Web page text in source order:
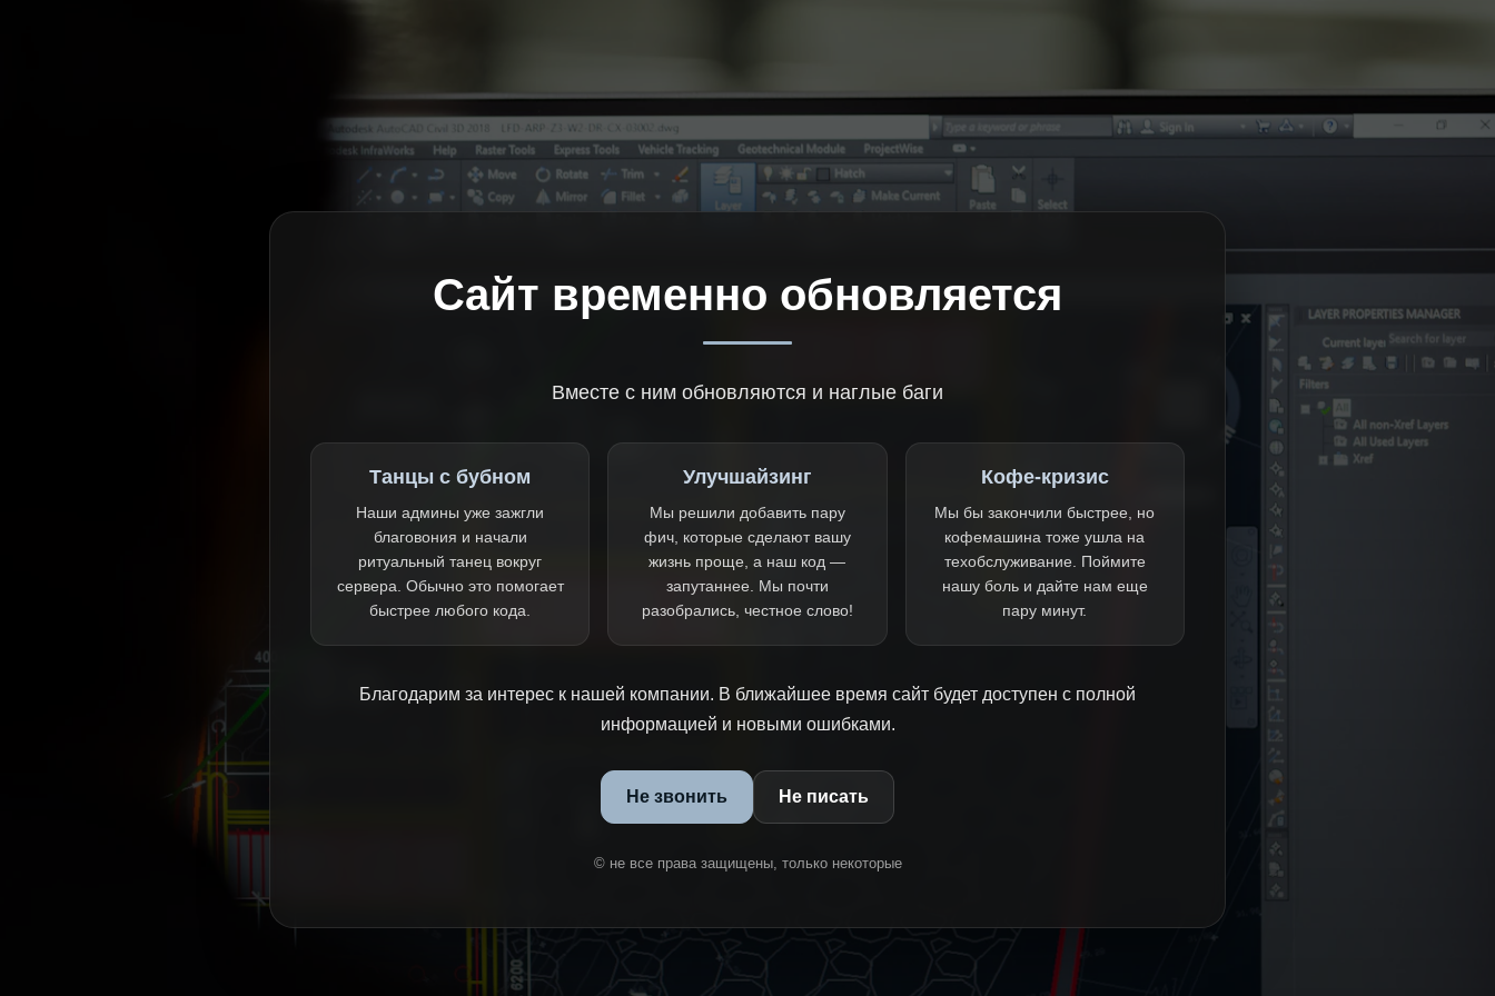
Сайт временно обновляется
Вместе с ним обновляются и наглые баги
Танцы с бубном
Наши админы уже зажгли
благовония и начали
ритуальный танец вокруг
сервера. Обычно это помогает
быстрее любого кода.
Улучшайзинг
Мы решили добавить пару
фич, которые сделают вашу
жизнь проще, а наш код —
запутаннее. Мы почти
разобрались, честное слово!
Кофе-кризис
Мы бы закончили быстрее, но
кофемашина тоже ушла на
техобслуживание. Поймите
нашу боль и дайте нам еще
пару минут.
Благодарим за интерес к нашей компании. В ближайшее время сайт будет доступен с полной
информацией и новыми ошибками.
Не звонить Не писать
© не все права защищены, только некоторые